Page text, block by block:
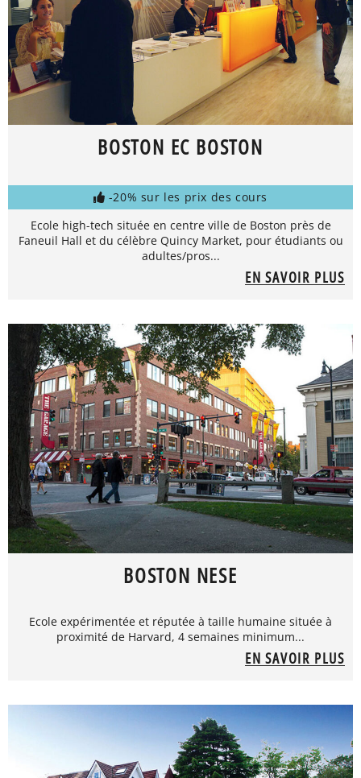
BOSTON EC BOSTON
-20% sur les prix des cours
Ecole high-tech située en centre ville de Boston près de
Faneuil Hall et du célèbre Quincy Market, pour étudiants ou
adultes/pros...
EN SAVOIR PLUS
BOSTON NESE
Ecole expérimentée et réputée à taille humaine située à
proximité de Harvard, 4 semaines minimum...
EN SAVOIR PLUS